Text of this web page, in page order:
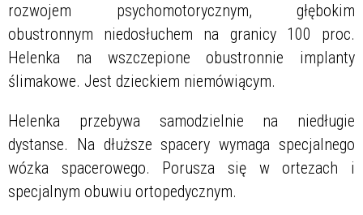
rozwojem psychomotorycznym, głębokim
obustronnym niedosłuchem na granicy 100 proc.
Helenka na wszczepione obustronnie implanty
ślimakowe. Jest dzieckiem niemówiącym.
Helenka przebywa samodzielnie na niedługie
dystanse. Na dłuższe spacery wymaga specjalnego
wózka spacerowego. Porusza się w ortezach i
specjalnym obuwiu ortopedycznym.